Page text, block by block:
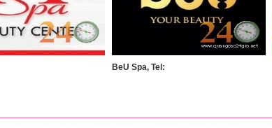
BeU Spa, Tel: